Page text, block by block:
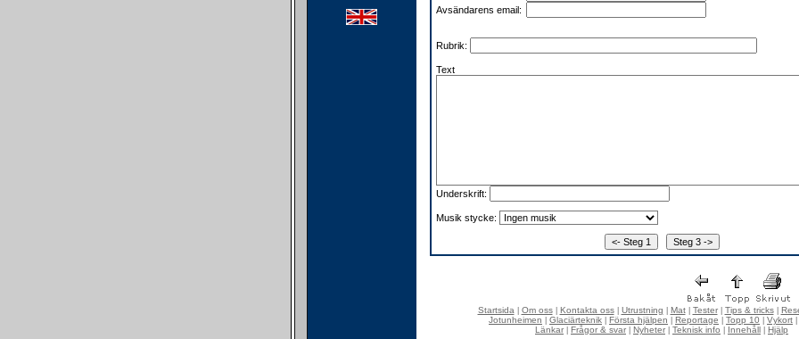
Avsändarens email:
Rubrik:
Text
Underskrift:
Musik stycke:
Startsida| Om oss| Kontakta oss| Utrustning Mat| Tester| Tips & tricks|
Jotunheimen
Glaciärteknik Första hjälpen Reportage Topp 10 Vykort
Länkar
Frågor & svar Nyheter Teknisk info Innehåll Hjälp